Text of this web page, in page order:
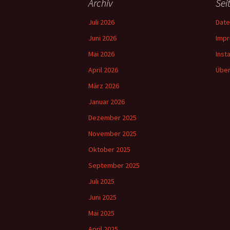
Archiv
Juli 2026
Juni 2026
Mai 2026
April 2026
März 2026
Januar 2026
Dezember 2025
November 2025
Oktober 2025
September 2025
Juli 2025
Juni 2025
Mai 2025